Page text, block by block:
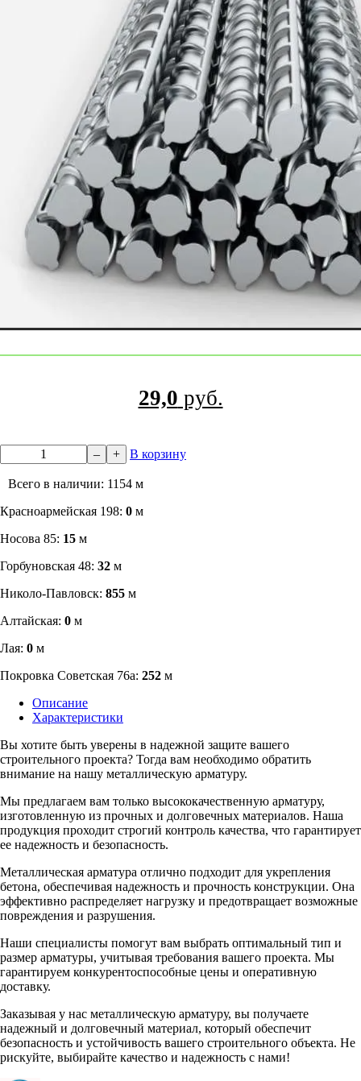
29,0 руб.
– + В корзину
Всего в наличии: 1154 м
​Красноармейская 198: 0 м
Носова 85: 15 м
​Горбуновская 48: 32 м
​Николо-Павловск: 855 м
Алтайская: 0 м
Лая: 0 м
Покровка Советская 76а: 252 м
Описание
Характеристики
Вы хотите быть уверены в надежной защите вашего
строительного проекта? Тогда вам необходимо обратить
внимание на нашу металлическую арматуру.
Мы предлагаем вам только высококачественную арматуру,
изготовленную из прочных и долговечных материалов. Наша
продукция проходит строгий контроль качества, что гарантирует
ее надежность и безопасность.
Металлическая арматура отлично подходит для укрепления
бетона, обеспечивая надежность и прочность конструкции. Она
эффективно распределяет нагрузку и предотвращает возможные
повреждения и разрушения.
Наши специалисты помогут вам выбрать оптимальный тип и
размер арматуры, учитывая требования вашего проекта. Мы
гарантируем конкурентоспособные цены и оперативную
доставку.
Заказывая у нас металлическую арматуру, вы получаете
надежный и долговечный материал, который обеспечит
безопасность и устойчивость вашего строительного объекта. Не
рискуйте, выбирайте качество и надежность с нами!